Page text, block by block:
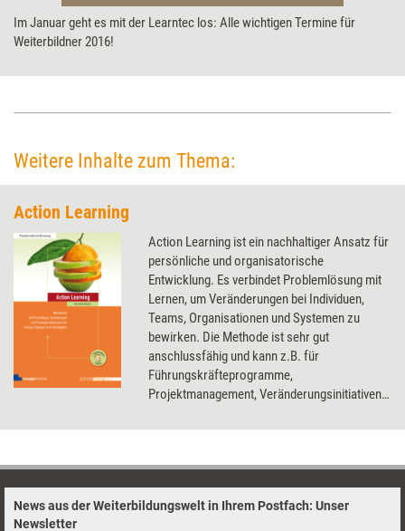
Im Januar geht es mit der Learntec los: Alle wichtigen Termine für
Weiterbildner 2016!
Weitere Inhalte zum Thema:
Action Learning
Action Learning ist ein nachhaltiger Ansatz für
persönliche und organisatorische
Entwicklung. Es verbindet Problemlösung mit
Lernen, um Veränderungen bei Individuen,
Teams, Organisationen und Systemen zu
bewirken. Die Methode ist sehr gut
anschlussfähig und kann z.B. für
Führungskräfteprogramme,
Projektmanagement, Veränderungsinitiativen
News aus der Weiterbildungswelt in Ihrem Postfach: Unser
Newsletter